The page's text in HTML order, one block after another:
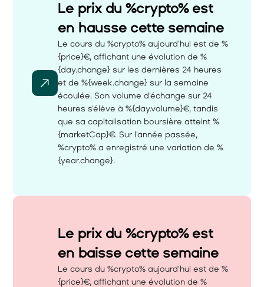
Le prix du %crypto% est
en hausse cette semaine
Le cours du %crypto% aujourd'hui est de %
{price}€, affichant une évolution de %
{day.change} sur les dernières 24 heures
et de %{week.change} sur la semaine
écoulée. Son volume d'échange sur 24
heures s'élève à %{day.volume}€, tandis
que sa capitalisation boursière atteint %
{marketCap}€. Sur l'année passée,
%crypto% a enregistré une variation de %
{year.change}.
Le prix du %crypto% est
en baisse cette semaine
Le cours du %crypto% aujourd'hui est de %
{price}€, affichant une évolution de %